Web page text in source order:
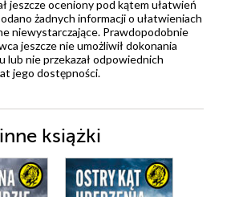
jeszcze oceniony pod kątem ułatwień
żadnych informacji o ułatwieniach
niewystarczające. Prawdopodobnie
jeszcze nie umożliwił dokonania
lub nie przekazał odpowiednich
jego dostępności.
książki